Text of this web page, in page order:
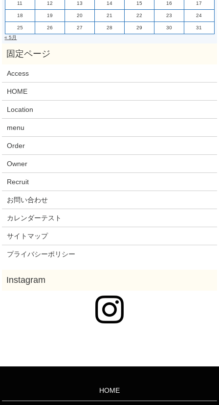
11 12 13 14 15 16 17
18 19 20 21 22 23 24
25 26 27 28 29 30
31
« 5月
Access
HOME
Location
menu
Order
Owner
Recruit
お問い合わせ
カレンダーテスト
サイトマップ
プライバシーポリシー
HOME